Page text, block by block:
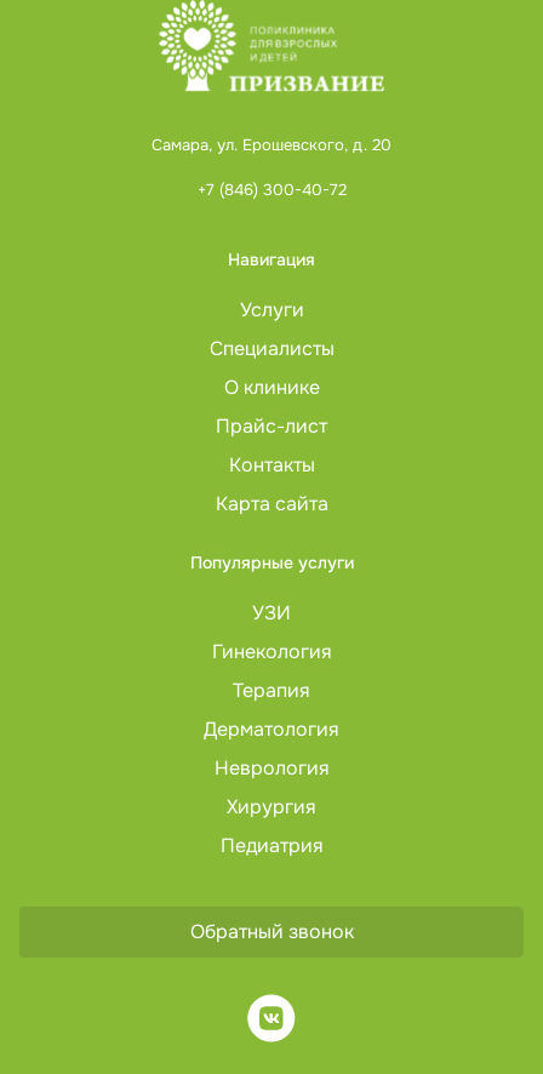
Самара, ул. Ерошевского, д. 20
+7 (846) 300-40-72
Навигация
Услуги
Специалисты
О клинике
Прайс-лист
Контакты
Карта сайта
Популярные услуги
УЗИ
Гинекология
Терапия
Дерматология
Неврология
Хирургия
Педиатрия
Обратный звонок